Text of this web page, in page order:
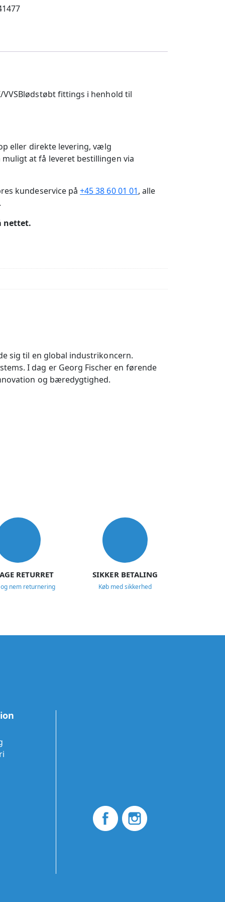
VVSBlødstøbt fittings i henhold til
eller direkte levering, vælg
at få leveret bestillingen via
kundeservice på+45 38 60 01 01, alle
nettet.
sig til en global industrikoncern.
I dag er Georg Fischer en førende
og bæredygtighed.
RETURRET
nem returnering
SIKKER BETALING
Køb med sikkerhed